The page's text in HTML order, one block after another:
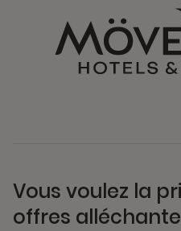
Vous voulez la
offres